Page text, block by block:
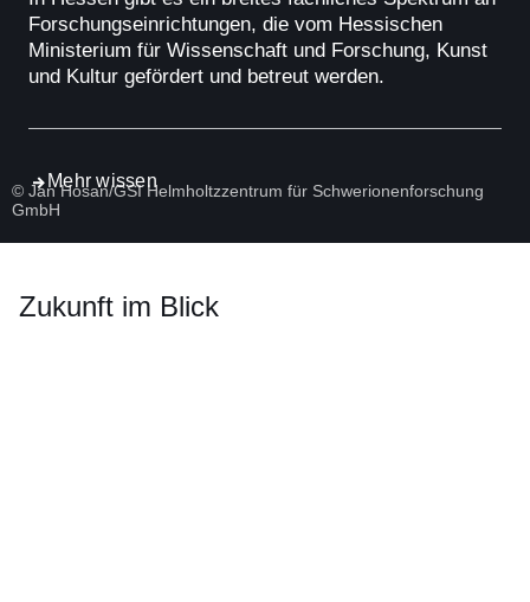
© Jan Hosan/GSI Helmholtzzentrum für Schwerionenforschung
GmbH
Forschungseinrichtungen, die vom Hessischen
Ministerium für Wissenschaft und Forschung, Kunst
und Kultur gefördert und betreut werden.
Mehr wissen
Zukunft im Blick